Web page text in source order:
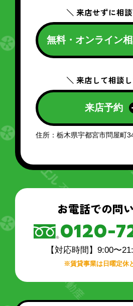
＼ 来店せずに相
無料・オンライン
＼ 来店して相談
来店予約
住所：栃木県宇都宮市問屋町
お電話での問
0120-
【対応時間】9:00〜
※賃貸事業は日曜定休